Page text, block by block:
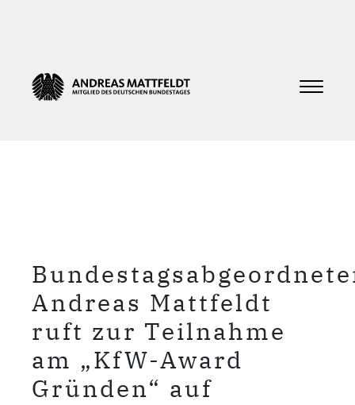
Andreas Mattfeldt
ruft zur Teilnahme
am „KfW-Award
Gründen“ auf